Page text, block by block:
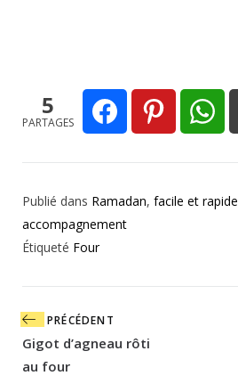
5
PARTAGES
Publié dans Ramadan, facile et rapide
accompagnement
Étiqueté Four
Navigation
de
l’article
PRÉCÉDENT
Gigot d’agneau rôti
au four